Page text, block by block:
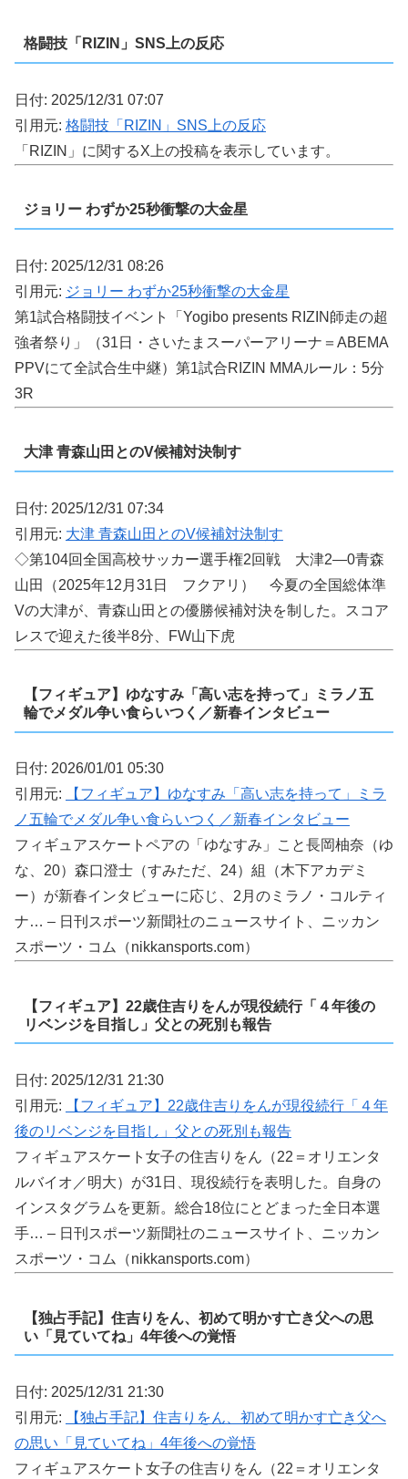
格闘技「RIZIN」SNS上の反応
日付: 2025/12/31 07:07
引用元: 格闘技「RIZIN」SNS上の反応
「RIZIN」に関するX上の投稿を表示しています。
ジョリー わずか25秒衝撃の大金星
日付: 2025/12/31 08:26
引用元: ジョリー わずか25秒衝撃の大金星
第1試合格闘技イベント「Yogibo presents RIZIN師走の超
強者祭り」（31日・さいたまスーパーアリーナ＝ABEMA
PPVにて全試合生中継）第1試合RIZIN MMAルール：5分
3R
大津 青森山田とのV候補対決制す
日付: 2025/12/31 07:34
引用元: 大津 青森山田とのV候補対決制す
◇第104回全国高校サッカー選手権2回戦 大津2―0青森
山田（2025年12月31日 フクアリ） 今夏の全国総体準
Vの大津が、青森山田との優勝候補対決を制した。スコア
レスで迎えた後半8分、FW山下虎
【フィギュア】ゆなすみ「高い志を持って」ミラノ五
輪でメダル争い食らいつく／新春インタビュー
日付: 2026/01/01 05:30
引用元:
【フィギュア】ゆなすみ「高い志を持って」ミラ
ノ五輪でメダル争い食らいつく／新春インタビュー
フィギュアスケートペアの「ゆなすみ」こと長岡柚奈（ゆ
な、20）森口澄士（すみただ、24）組（木下アカデミ
ー）が新春インタビューに応じ、2月のミラノ・コルティ
ナ… – 日刊スポーツ新聞社のニュースサイト、ニッカン
スポーツ・コム（nikkansports.com）
【フィギュア】22歳住吉りをんが現役続行「４年後の
リベンジを目指し」父との死別も報告
日付: 2025/12/31 21:30
引用元:
【フィギュア】22歳住吉りをんが現役続行「４年
後のリベンジを目指し」父との死別も報告
フィギュアスケート女子の住吉りをん（22＝オリエンタ
ルバイオ／明大）が31日、現役続行を表明した。自身の
インスタグラムを更新。総合18位にとどまった全日本選
手… – 日刊スポーツ新聞社のニュースサイト、ニッカン
スポーツ・コム（nikkansports.com）
【独占手記】住吉りをん、初めて明かす亡き父への思
い「見ていてね」4年後への覚悟
日付: 2025/12/31 21:30
引用元:
【独占手記】住吉りをん、初めて明かす亡き父へ
の思い「見ていてね」4年後への覚悟
フィギュアスケート女子の住吉りをん（22＝オリエンタ